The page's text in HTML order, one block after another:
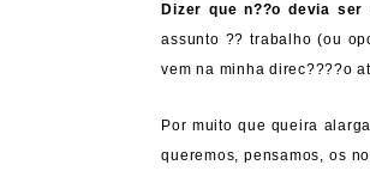
Dizer que n??o devia ser
assunto ?? trabalho (ou
vem na minha direc????o
Por muito que queira
queremos, pensamos, os